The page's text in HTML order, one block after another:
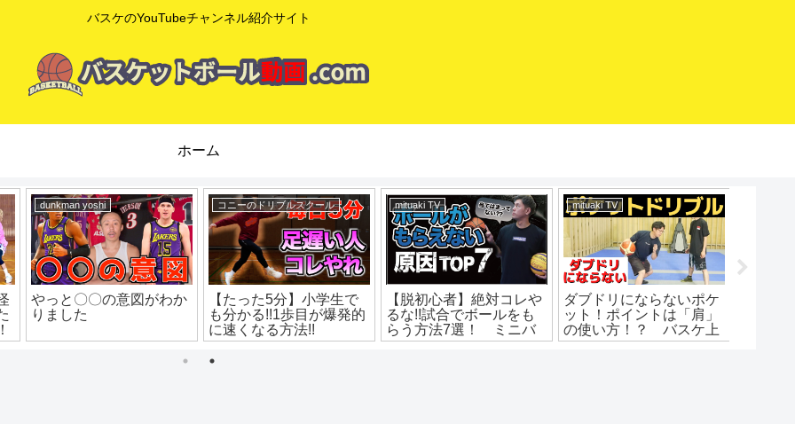
バスケのYouTubeチャンネル紹介サイト
ホーム
eHoops / イー・フープス
カーメロ･アンソニー本
人によるクイックシュー
mituaki TV
シュートのコツ！最後に
決まるかどうか決めるの
はこの技術！シュートフ
ォロースルーの基本！バ
スケ練習方法！初心者で
mituaki TV
【経歴】みつあきってど
んな人？指導者になるま
での経歴。幼馴染から誘
われてミニバス入団。超
mituaki TV
抜ける技！簡単アイザイ
アムーブ解説！ハーフタ
ーンヘジテーション！ポ
イントと練習法！バスケ